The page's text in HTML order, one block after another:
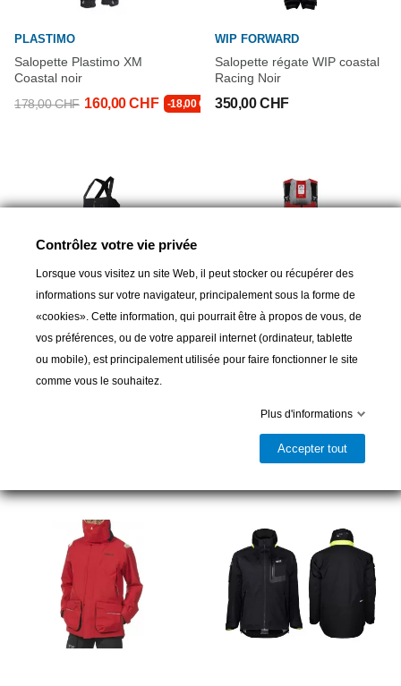
PLASTIMO
Salopette Plastimo XM
Coastal noir
178,00 CHF 160,00 CHF -18,00 CHF
WIP FORWARD
Salopette régate WIP coastal
Racing Noir
350,00 CHF
TYPHOON
Salopette Typhoon TX-3
TYPHOON
265,00 CHF
Contrôlez votre vie privée
Lorsque vous visitez un site Web, il peut stocker ou récupérer des
informations sur votre navigateur, principalement sous la forme de
«cookies». Cette information, qui pourrait être à propos de vous, de
vos préférences, ou de votre appareil internet (ordinateur, tablette
ou mobile), est principalement utilisée pour faire fonctionner le site
comme vous le souhaitez.
Plus d'informations
Accepter tout